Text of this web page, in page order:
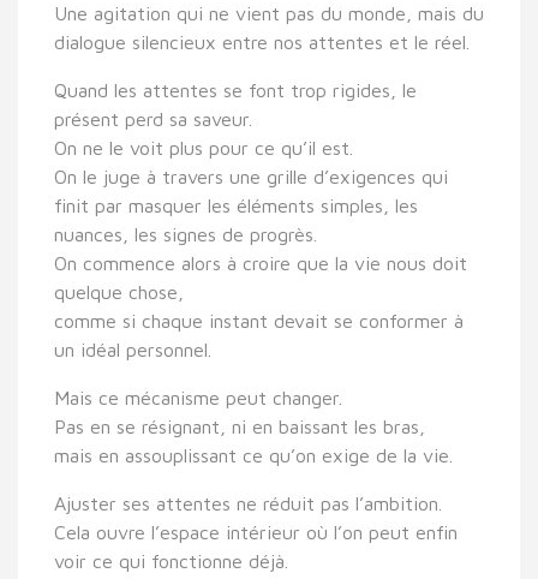
Une agitation qui ne vient pas du monde, mais du
dialogue silencieux entre nos attentes et le réel.
Quand les attentes se font trop rigides, le
présent perd sa saveur.
On ne le voit plus pour ce qu’il est.
On le juge à travers une grille d’exigences qui
finit par masquer les éléments simples, les
nuances, les signes de progrès.
On commence alors à croire que la vie nous doit
quelque chose,
comme si chaque instant devait se conformer à
un idéal personnel.
Mais ce mécanisme peut changer.
Pas en se résignant, ni en baissant les bras,
mais en assouplissant ce qu’on exige de la vie.
Ajuster ses attentes ne réduit pas l’ambition.
Cela ouvre l’espace intérieur où l’on peut enfin
voir ce qui fonctionne déjà.